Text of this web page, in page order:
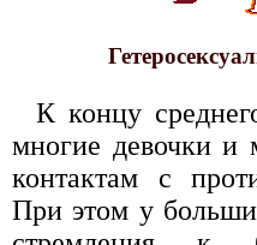
К концу
многие девочки и
контактам с
При этом у